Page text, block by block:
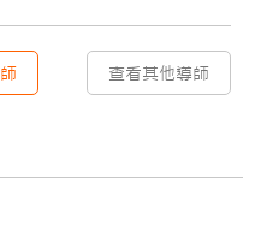
查看其他導師